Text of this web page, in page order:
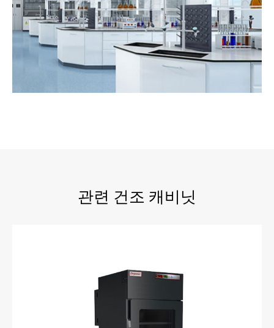
관련 건조 캐비닛